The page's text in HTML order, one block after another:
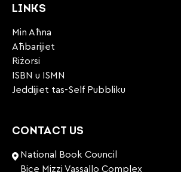
LINKS
Min Aħna
Aħbarijiet
Riżorsi
ISBN u ISMN
Jeddijiet tas-Self Pubbliku
CONTACT US
National Book Council
Bice Mizzi Vassallo Complex